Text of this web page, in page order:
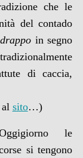
che le
del contado
drappoin segno
di caccia,
sito…)
le
si tengono